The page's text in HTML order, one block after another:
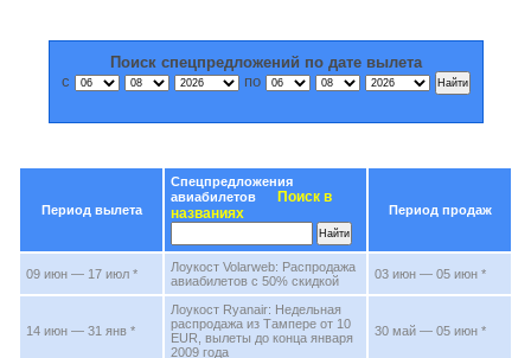
Поиск спецпредложений по дате вылета
с
по
Период вылета
Спецпредложения
авиабилетов
Поиск в
названиях
Период продаж
09 июн — 17 июл *
Лоукост Volarweb: Распродажа
авиабилетов с 50% скидкой
03 июн — 05 июн *
14 июн — 31 янв *
Лоукост Ryanair: Недельная
распродажа из Тампере от 10
EUR, вылеты до конца января
2009 года
30 май — 05 июн *